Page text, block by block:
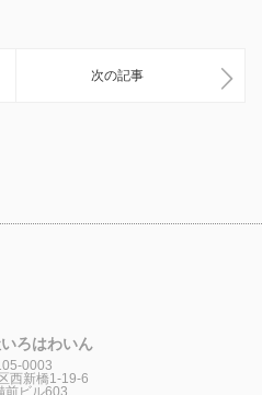
次の記事
ろはわいん
0003
西新橋1-19-6
前ビル603